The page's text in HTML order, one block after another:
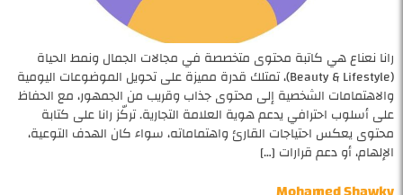
رانا نعناع هي كاتبة محتوى متخصصة في مجالات الجمال ونمط الحياة
(Beauty & Lifestyle)، تمتلك قدرة مميزة على تحويل الموضوعات اليومية
والاهتمامات الشخصية إلى محتوى جذاب وقريب من الجمهور، مع الحفاظ
على أسلوب احترافي يدعم هوية العلامة التجارية. تركّز رانا على كتابة
محتوى يعكس احتياجات القارئ واهتماماته، سواء كان الهدف التوعية،
الإلهام، أو دعم قرارات […]